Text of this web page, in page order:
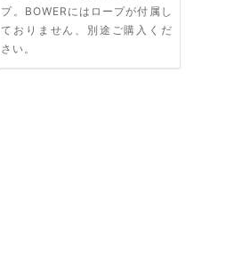
プ。BOWERにはロープが付属し
ておりません、別途ご購入くだ
さい。